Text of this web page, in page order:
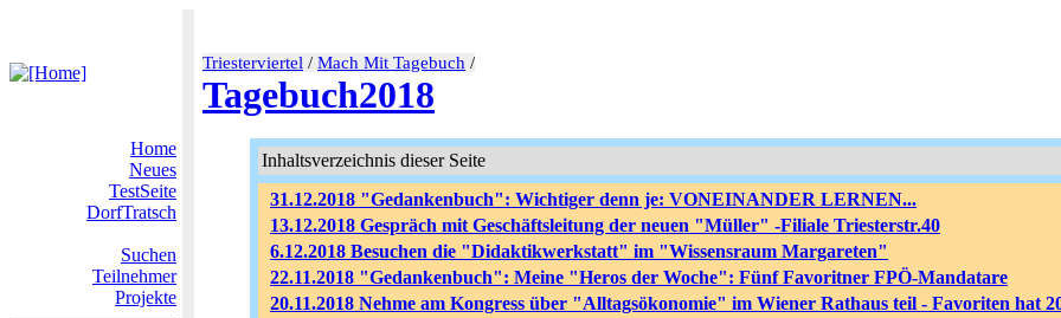
Triesterviertel / Mach Mit Tagebuch /
Tagebuch2018
Home
Neues
TestSeite
DorfTratsch
Suchen
Teilnehmer
Projekte
Inhaltsverzeichnis dieser Seite
31.12.2018 "Gedankenbuch": Wichtiger denn je: VONEINANDER LERNEN...
13.12.2018 Gespräch mit Geschäftsleitung der neuen "Müller" -Filiale Triesterstr.40
6.12.2018 Besuchen die "Didaktikwerkstatt" im "Wissensraum Margareten"
22.11.2018 "Gedankenbuch": Meine "Heros der Woche": Fünf Favoritner FPÖ-Mandatare
20.11.2018 Nehme am Kongress über "Alltagsökonomie" im Wiener Rathaus teil - Favoriten hat